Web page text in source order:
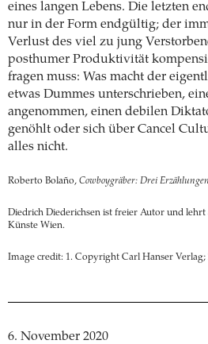
eines langen Lebens. Die letzten
nur in der Form endgültig; der
Verlust des viel zu jung
posthumer Produktivität
fragen muss: Was macht der
etwas Dummes unterschrieben,
angenommen, einen debilen
genöhlt oder sich über Cancel
alles nicht.
Roberto Bolaño, Cowboygräber: Drei Erzählungen
Diedrich Diederichsen ist freier Autor und
Künste Wien.
Image credit: 1. Copyright Carl Hanser Verlag;
6. November 2020